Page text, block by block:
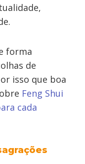
forma
de
isso que boa
Feng Shui
cada